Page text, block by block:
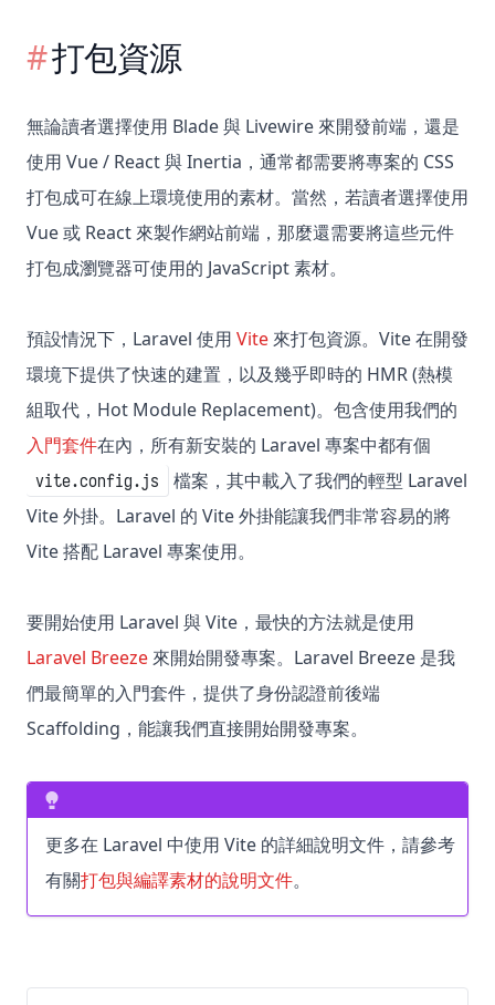
打包資源
無論讀者選擇使用 Blade 與 Livewire 來開發前端，還是
使用 Vue / React 與 Inertia，通常都需要將專案的 CSS
打包成可在線上環境使用的素材。當然，若讀者選擇使用
Vue 或 React 來製作網站前端，那麼還需要將這些元件
打包成瀏覽器可使用的 JavaScript 素材。
預設情況下，Laravel 使用 Vite 來打包資源。Vite 在開發
環境下提供了快速的建置，以及幾乎即時的 HMR (熱模
組取代，Hot Module Replacement)。包含使用我們的
入門套件在內，所有新安裝的 Laravel 專案中都有個
vite.config.js
檔案，其中載入了我們的輕型 Laravel
Vite 外掛。Laravel 的 Vite 外掛能讓我們非常容易的將
Vite 搭配 Laravel 專案使用。
要開始使用 Laravel 與 Vite，最快的方法就是使用
Laravel Breeze 來開始開發專案。Laravel Breeze 是我
們最簡單的入門套件，提供了身份認證前後端
Scaffolding，能讓我們直接開始開發專案。
更多在 Laravel 中使用 Vite 的詳細說明文件，請參考
有關打包與編譯素材的說明文件。